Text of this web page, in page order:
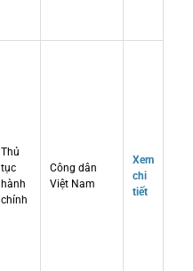
Thủ
tục
hành
chính
Công dân
Việt Nam
Xem
chi
tiết